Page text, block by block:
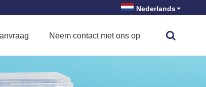
Nederlands
Neem contact met ons op